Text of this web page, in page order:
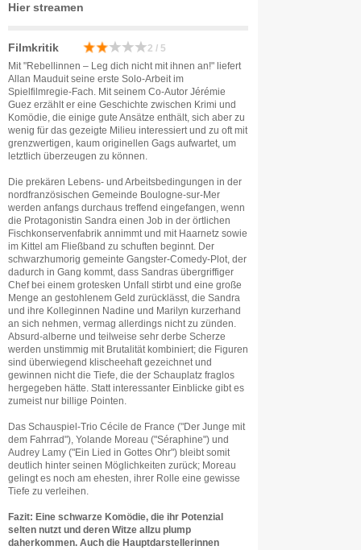
Hier streamen
Filmkritik 2 / 5
Mit "Rebellinnen – Leg dich nicht mit ihnen an!" liefert
Allan Mauduit seine erste Solo-Arbeit im
Spielfilmregie-Fach. Mit seinem Co-Autor Jérémie
Guez erzählt er eine Geschichte zwischen Krimi und
Komödie, die einige gute Ansätze enthält, sich aber zu
wenig für das gezeigte Milieu interessiert und zu oft mit
grenzwertigen, kaum originellen Gags aufwartet, um
letztlich überzeugen zu können.
Die prekären Lebens- und Arbeitsbedingungen in der
nordfranzösischen Gemeinde Boulogne-sur-Mer
werden anfangs durchaus treffend eingefangen, wenn
die Protagonistin Sandra einen Job in der örtlichen
Fischkonservenfabrik annimmt und mit Haarnetz sowie
im Kittel am Fließband zu schuften beginnt. Der
schwarzhumorig gemeinte Gangster-Comedy-Plot, der
dadurch in Gang kommt, dass Sandras übergriffiger
Chef bei einem grotesken Unfall stirbt und eine große
Menge an gestohlenem Geld zurücklässt, die Sandra
und ihre Kolleginnen Nadine und Marilyn kurzerhand
an sich nehmen, vermag allerdings nicht zu zünden.
Absurd-alberne und teilweise sehr derbe Scherze
werden unstimmig mit Brutalität kombiniert; die Figuren
sind überwiegend klischeehaft gezeichnet und
gewinnen nicht die Tiefe, die der Schauplatz fraglos
hergegeben hätte. Statt interessanter Einblicke gibt es
zumeist nur billige Pointen.
Das Schauspiel-Trio Cécile de France ("Der Junge mit
dem Fahrrad"), Yolande Moreau ("Séraphine") und
Audrey Lamy ("Ein Lied in Gottes Ohr") bleibt somit
deutlich hinter seinen Möglichkeiten zurück; Moreau
gelingt es noch am ehesten, ihrer Rolle eine gewisse
Tiefe zu verleihen.
Fazit: Eine schwarze Komödie, die ihr Potenzial
selten nutzt und deren Witze allzu plump
daherkommen. Auch die Hauptdarstellerinnen